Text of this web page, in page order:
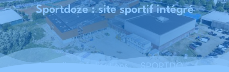
Accueil Réalisations - SPORTDOZE - site sportif intégré - Blankenberge
Sportdoze : site sportif intégré